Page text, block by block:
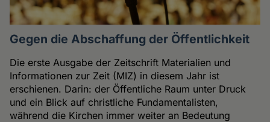
Gegen die Abschaffung der Öffentlichkeit
Die erste Ausgabe der Zeitschrift Materialien und
Informationen zur Zeit (MIZ) in diesem Jahr ist
erschienen. Darin: der Öffentliche Raum unter Druck
und ein Blick auf christliche Fundamentalisten,
während die Kirchen immer weiter an Bedeutung